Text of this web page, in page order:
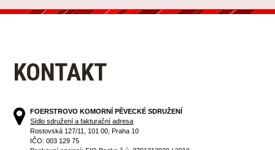
KONTAKT
FOERSTROVO KOMORNÍ PĚVECKÉ SDRUŽENÍ
Sídlo sdružení a fakturační adresa
Rostovská 127/11, 101 00, Praha 10
IČO: 003 129 75